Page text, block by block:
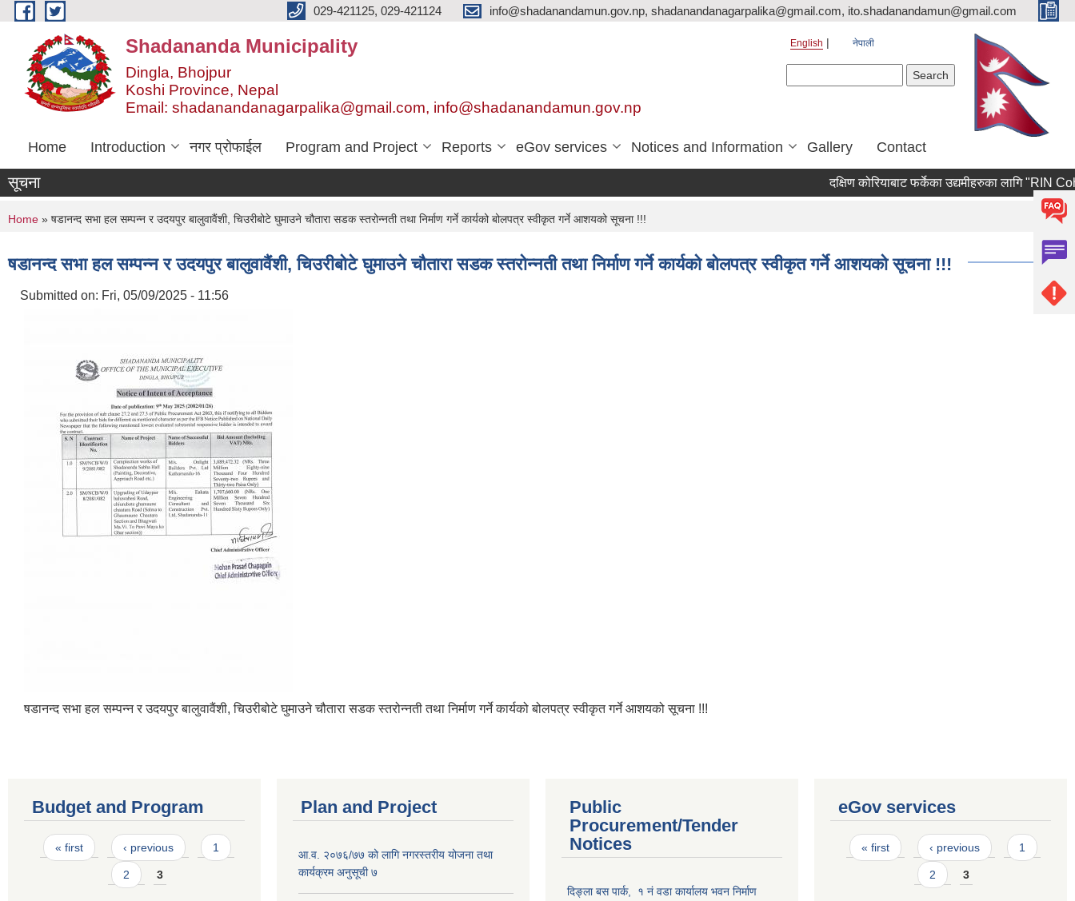
Skip to main content 029-421125, 029-421124 info@shadanandamun.gov.np, shadanandanagarpalika@gmail.com, ito.shadanandamun@gmail.com
Shadananda Municipality
Dingla, Bhojpur
Koshi Province, Nepal
Email: shadanandanagarpalika@gmail.com, info@shadanandamun.gov.np
English नेपाली
Home Introduction नगर प्रोफाईल Program and Project Reports eGov services Notices and Information Gallery Contact
सूचना दक्षिण कोरियाबाट फर्केका उद्यमीहरुका लागि "RIN
You are here
Home » षडानन्द सभा हल सम्पन्न र उदयपुर बालुवावैंशी, चिउरीबोटे घुमाउने चौतारा सडक स्तरोन्नती तथा निर्माण गर्ने कार्यको बोलपत्र स्वीकृत गर्ने आशयको सूचना !!!
षडानन्द सभा हल सम्पन्न र उदयपुर बालुवावैंशी, चिउरीबोटे घुमाउने चौतारा सडक स्तरोन्नती तथा निर्माण गर्ने कार्यको बोलपत्र स्वीकृत गर्ने आशयको सूचना !!!
Submitted on: Fri, 05/09/2025 - 11:56
षडानन्द सभा हल सम्पन्न र उदयपुर बालुवावैंशी, चिउरीबोटे घुमाउने चौतारा सडक स्तरोन्नती तथा निर्माण गर्ने कार्यको बोलपत्र स्वीकृत गर्ने आशयको सूचना !!!
Budget and Program
Pages
« first ‹ previous 1
2 3
Plan and Project
आ.व. २०७६/७७ को लागि नगरस्तरीय योजना तथा
कार्यक्रम अनुसूची ७
Public
Procurement/Tender
Notices
दिङ्ला बस पार्क, १ नं वडा कार्यालय भवन निर्माण
eGov services
Pages
« first ‹ previous 1
2 3